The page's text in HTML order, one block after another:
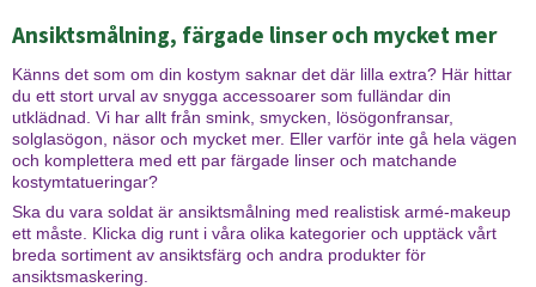
Ansiktsmålning, färgade linser och mycket mer
Känns det som om din kostym saknar det där lilla extra? Här hittar
du ett stort urval av snygga accessoarer som fulländar din
utklädnad. Vi har allt från smink, smycken, lösögonfransar,
solglasögon, näsor och mycket mer. Eller varför inte gå hela vägen
och komplettera med ett par färgade linser och matchande
kostymtatueringar?
Ska du vara soldat är ansiktsmålning med realistisk armé-makeup
ett måste. Klicka dig runt i våra olika kategorier och upptäck vårt
breda sortiment av ansiktsfärg och andra produkter för
ansiktsmaskering.